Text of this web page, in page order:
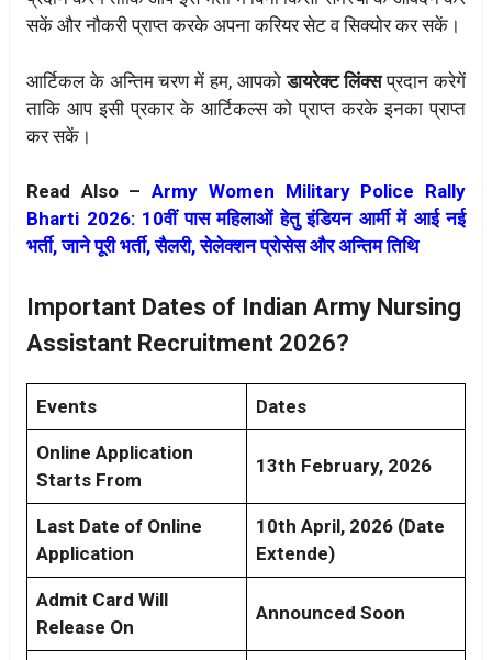
सकें और नौकरी प्राप्त करके अपना करियर सेट व सिक्योर कर सकें।
आर्टिकल के अन्तिम चरण में हम, आपकोडायरेक्ट लिंक्सप्रदान करेगें
ताकि आप इसी प्रकार के आर्टिकल्स को प्राप्त करके इनका प्राप्त
कर सकें।
Read Also –Army Women Military Police Rally
Bharti 2026: 10वीं पास महिलाओं हेतु इंडियन आर्मी में आई नई
भर्ती, जाने पूरी भर्ती, सैलरी, सेलेक्शन प्रोसेस और अन्तिम तिथि
Important Dates of Indian Army Nursing
Assistant Recruitment 2026?
Events Dates
Online Application
Starts From
13th February, 2026
Last Date of Online
Application
10th April, 2026 (Date
Extende)
Admit Card Will
Release On
Announced Soon